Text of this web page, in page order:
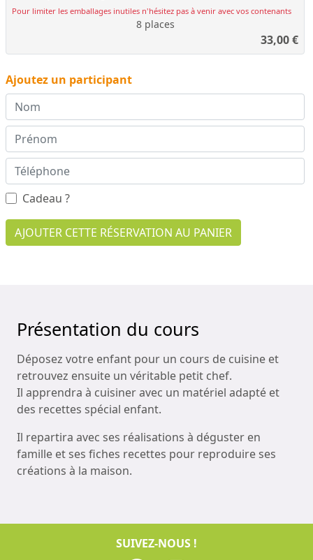
Pour limiter les emballages inutiles n'hésitez pas à venir avec vos contenants
8 places
33,00€
Ajoutez un participant
Cadeau ?
AJOUTER CETTE RÉSERVATION AU PANIER
Présentation du cours
Déposez votre enfant pour un cours de cuisine et
retrouvez ensuite un véritable petit chef.
Il apprendra à cuisiner avec un matériel adapté et
des recettes spécial enfant.
Il repartira avec ses réalisations à déguster en
famille et ses fiches recettes pour reproduire ses
créations à la maison.
SUIVEZ-NOUS !